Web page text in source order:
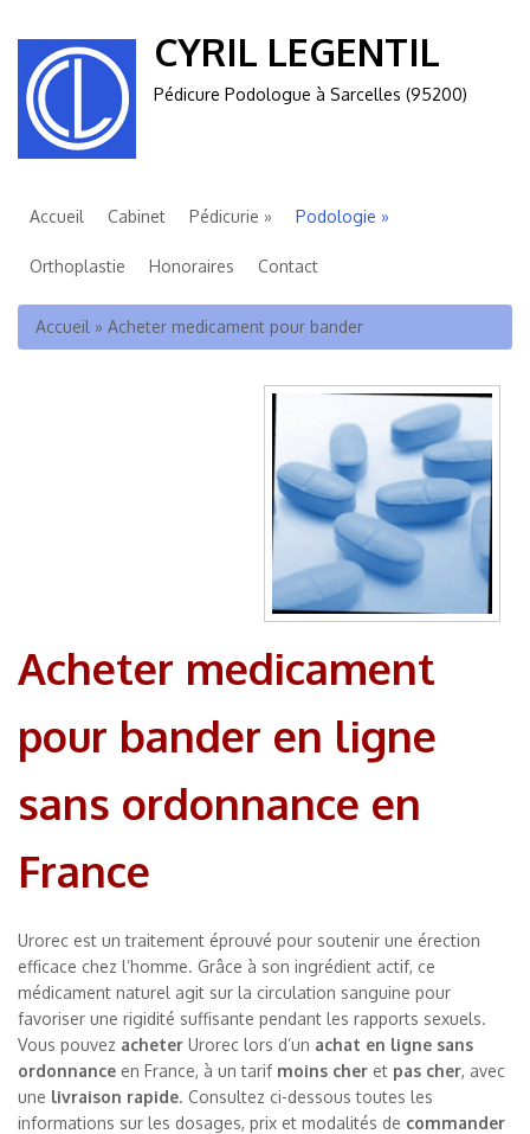
CYRIL LEGENTIL
Pédicure Podologue à Sarcelles (95200)
Accueil Cabinet Pédicurie Podologie
Orthoplastie Honoraires Contact
Vous êtes ici
Accueil » Acheter medicament pour bander
Acheter medicament
pour bander en ligne
sans ordonnance en
France
Urorec est un traitement éprouvé pour soutenir une érection
efficace chez l’homme. Grâce à son ingrédient actif, ce
médicament naturel agit sur la circulation sanguine pour
favoriser une rigidité suffisante pendant les rapports sexuels.
Vous pouvez acheter Urorec lors d’un achat en ligne sans
ordonnance en France, à un tarif moins cher et pas cher, avec
une livraison rapide. Consultez ci-dessous toutes les
informations sur les dosages, prix et modalités de commander